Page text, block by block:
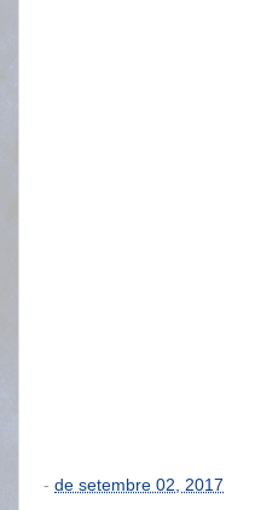
- de setembre 02, 2017